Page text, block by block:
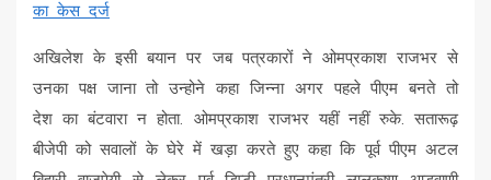
का केस दर्ज
अखिलेश के इसी बयान पर जब पत्रकारों ने ओमप्रकाश राजभर से
उनका पक्ष जाना तो उन्होने कहा जिन्ना अगर पहले पीएम बनते तो
देश का बंटवारा न होता. ओमप्रकाश राजभर यहीं नहीं रुके. सतारूढ़
बीजेपी को सवालों के घेरे में खड़ा करते हुए कहा कि पूर्व पीएम अटल